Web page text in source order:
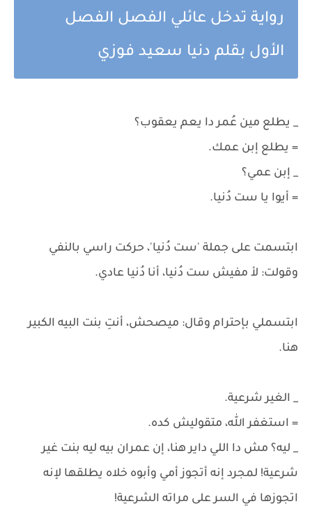
رواية تدخل عائلي الفصل الفصل
الأول بقلم دنيا سعيد فوزي
_ يطلع مين عُمر دا يعم يعقوب؟
= يطلع إبن عمك.
_ إبن عمي؟
= أيوا يا ست دُنيا.
ابتسمت على جملة 'ست دُنيا'، حركت راسي بالنفي
وقولت: لأ مفيش ست دُنيا، أنا دُنيا عادي.
ابتسملي بإحترام وقال: ميصحش، أنتِ بنت البيه الكبير
هنا.
_ الغير شرعية.
= استغفر الله، متقوليش كده.
_ ليه؟ مش دا اللي داير هنا، إن عمران بيه ليه بنت غير
شرعية! لمجرد إنه أتجوز أمي وأبوه خلاه يطلقها لإنه
اتجوزها في السر على مراته الشرعية!